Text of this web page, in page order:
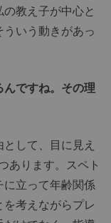
教え子が中心と
いう動きがあっ
ですね。その理
して、目に見え
あります。スペト
立って年齢関係
考えながらプレ